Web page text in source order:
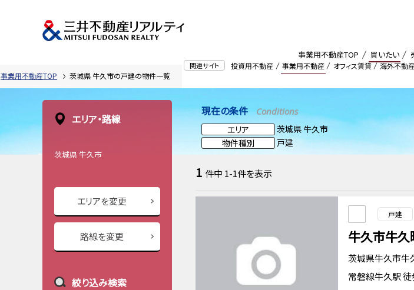
関連サイト 投資用不動産 事業用不動産 オフィス賃貸 海外不動
事業用不動産TOP 買いたい
事業用不動産TOP 茨城県 牛久市の戸建の物件一覧
現在の条件 Conditions
エリア
茨城県 牛久市
物件種別
戸建
1 件中 1-1件を表示
戸建
牛久市牛
茨城県牛久市牛
常磐線牛久駅
エリア・路線
茨城県 牛久市
エリアを変更
路線を変更
絞り込み検索